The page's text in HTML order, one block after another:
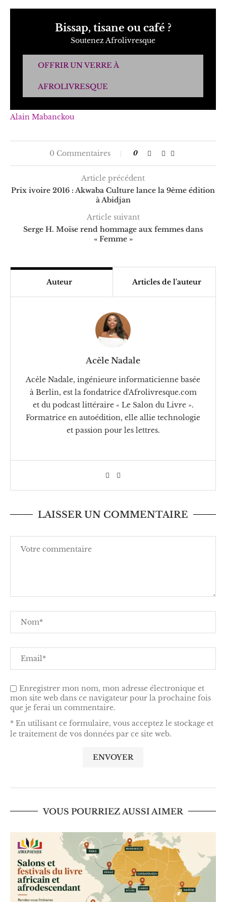
Bissap, tisane ou café ?
Soutenez Afrolivresque
OFFRIR UN VERRE À
AFROLIVRESQUE
Alain Mabanckou
0 Commentaires 0
Article précédent
Prix ivoire 2016 : Akwaba Culture lance la 9ème édition
à Abidjan
Article suivant
Serge H. Moïse rend hommage aux femmes dans
« Femme »
Auteur Articles de l'auteur
Acèle Nadale
Acèle Nadale, ingénieure informaticienne basée
à Berlin, est la fondatrice d'Afrolivresque.com
et du podcast littéraire « Le Salon du Livre ».
Formatrice en autoédition, elle allie technologie
et passion pour les lettres.
LAISSER UN COMMENTAIRE
Enregistrer mon nom, mon adresse électronique et
mon site web dans ce navigateur pour la prochaine fois
que je ferai un commentaire.
* En utilisant ce formulaire, vous acceptez le stockage et
le traitement de vos données par ce site web.
VOUS POURRIEZ AUSSI AIMER